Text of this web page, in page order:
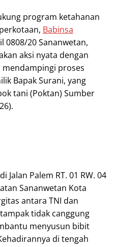
program ketahanan
Babinsa
0808/20 Sananwetan,
aksi nyata dengan
mendampingi proses
Bapak Surani, yang
tani (Poktan) Sumber
Jalan Palem RT. 01 RW. 04
Sananwetan Kota
antara TNI dan
tidak canggung
menyusun bibit
di tengah